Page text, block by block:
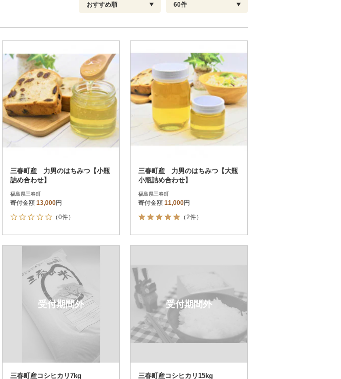
解除
発送種別 解除
通常
冷蔵便
冷凍便
配送指定 解除
お届け日時指定可
お届け時間帯指定可
発送される月指定可
その他 解除
さとふる限定のお礼品
定期便
さとふるアプリdeワンストップ申請
結果を見る（
おすすめ順
新着順
レビュー件数順
レビュー評価順
寄付金額が高い順
寄付金額が低い順
60件
60
90
120
三春町産 力男のはちみつ【小瓶
詰め合わせ】
福島県三春町
寄付金額 13,000円
（0件）
三春町産 力男のはちみつ【大瓶
小瓶詰め合わせ】
福島県三春町
寄付金額 11,000円
（2件）
受付期間外
三春町産コシヒカリ7kg
受付期間外
三春町産コシヒカリ15kg